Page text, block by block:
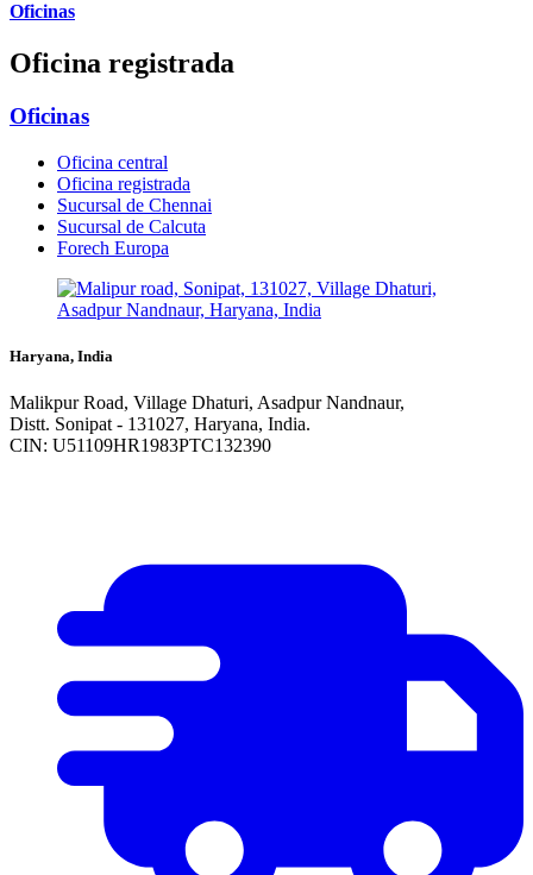
Oficinas
Oficina registrada
Oficinas
Oficina central
Oficina registrada
Sucursal de Chennai
Sucursal de Calcuta
Forech Europa
Haryana, India
Malikpur Road, Village Dhaturi, Asadpur Nandnaur,
Distt. Sonipat - 131027, Haryana, India.
CIN: U51109HR1983PTC132390